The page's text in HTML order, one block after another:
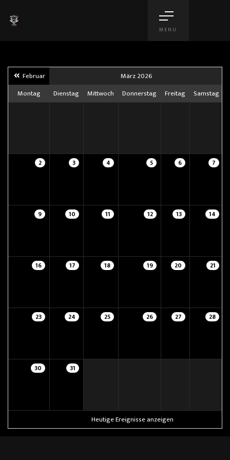
MENU
Februar März 2026
Montag
Dienstag Mittwoch Donnerstag Freitag Samstag
2 3 4 5 6 7
9 10 11 12 13 14
16 17 18 19 20 21
23 24 25 26 27 28
30 31
Heutige Ereignisse anzeigen